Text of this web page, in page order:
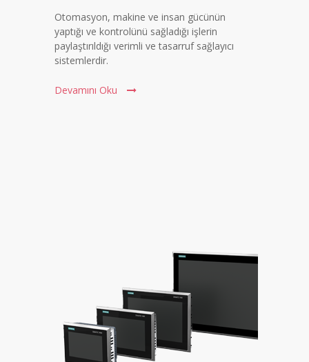
Otomasyon, makine ve insan gücünün
yaptığı ve kontrolünü sağladığı işlerin
paylaştırıldığı verimli ve tasarruf sağlayıcı
sistemlerdir.
Devamını Oku